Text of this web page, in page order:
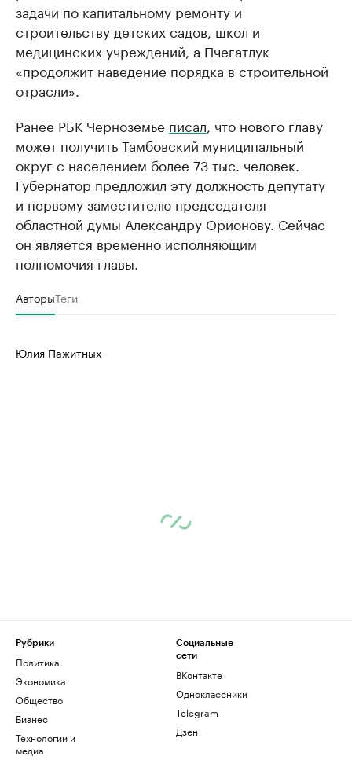
задачи по капитальному ремонту и
строительству детских садов, школ и
медицинских учреждений, а Пчегатлук
«продолжит наведение порядка в строительной
отрасли».
Ранее РБК Черноземье писал, что нового главу
может получить Тамбовский муниципальный
округ с населением более 73 тыс. человек.
Губернатор предложил эту должность депутату
и первому заместителю председателя
областной думы Александру Орионову. Сейчас
он является временно исполняющим
полномочия главы.
АвторыТеги
Юлия Пажитных
Рубрики
Политика
Экономика
Общество
Бизнес
Технологии и
медиа
Социальные
сети
ВКонтакте
Одноклассники
Telegram
Дзен